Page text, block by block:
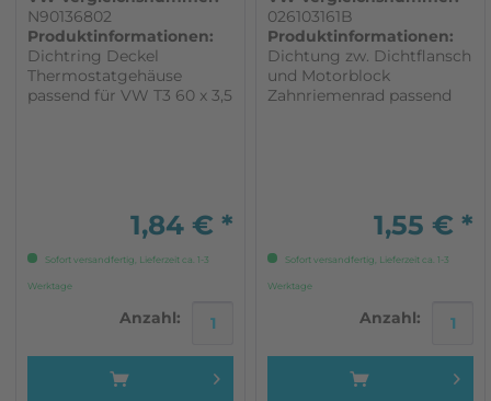
N90136802
Produktinformationen:
Dichtring Deckel
Thermostatgehäuse
passend für VW T3 60 x 3,5
1,84 € *
Sofort versandfertig, Lieferzeit ca. 1-3
Werktage
Anzahl:
026103161B
Produktinformationen:
Dichtung zw. Dichtflansch
und Motorblock
Zahnriemenrad passend
1,55 € *
Sofort versandfertig, Lieferzeit ca. 1-3
Werktage
Anzahl: